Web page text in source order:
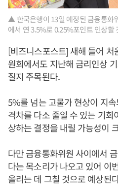
▲ 한국은행이 13일 예정된 금융통화
에서 연 3.5%로 0.25%포인트 인상할
[비즈니스포스트] 새해 들어
원회에서도 지난해 금리인상
질지 주목된다.
5%를 넘는 고물가 현상이 지
격차를 다소 줄일 수 있는 기회
상하는 결정을 내릴 가능성이
다만 금융통화위원 사이에서
다는 목소리가 나오고 있어 이
올리는 데 그칠 것으로 예상된